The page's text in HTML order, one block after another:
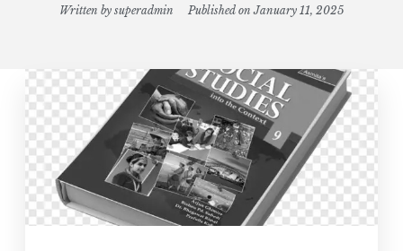
Written by superadmin Published on January 11, 2025